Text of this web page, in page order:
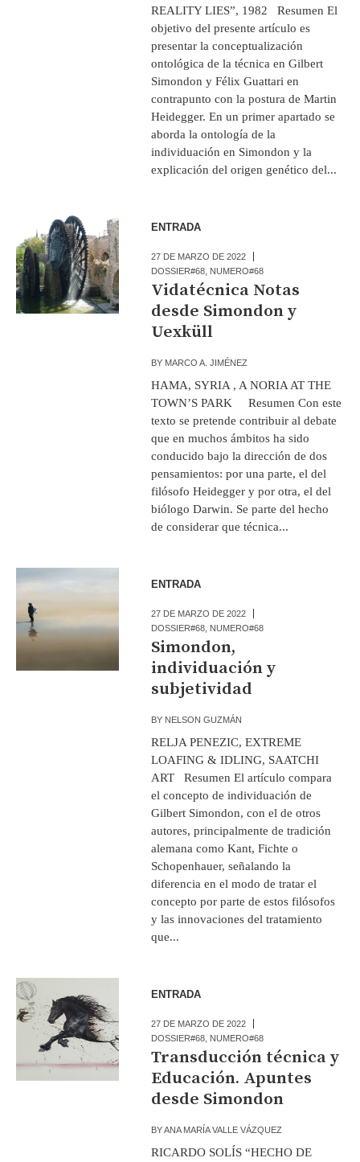
REALITY LIES”, 1982 Resumen El
objetivo del presente artículo es
presentar la conceptualización
ontológica de la técnica en Gilbert
Simondon y Félix Guattari en
contrapunto con la postura de Martin
Heidegger. En un primer apartado se
aborda la ontología de la
individuación en Simondon y la
explicación del origen genético del...
ENTRADA
27 DE MARZO DE 2022
DOSSIER#68 NUMERO#68
Vidatécnica Notas
desde Simondon y
Uexküll
BY MARCO A. JIMÉNEZ
HAMA, SYRIA , A NORIA AT THE
TOWN’S PARK Resumen Con este
texto se pretende contribuir al debate
que en muchos ámbitos ha sido
conducido bajo la dirección de dos
pensamientos: por una parte, el del
filósofo Heidegger y por otra, el del
biólogo Darwin. Se parte del hecho
de considerar que técnica...
ENTRADA
27 DE MARZO DE 2022
DOSSIER#68 NUMERO#68
Simondon,
individuación y
subjetividad
BY NELSON GUZMÁN
RELJA PENEZIC, EXTREME
LOAFING & IDLING, SAATCHI
ART Resumen El artículo compara
el concepto de individuación de
Gilbert Simondon, con el de otros
autores, principalmente de tradición
alemana como Kant, Fichte o
Schopenhauer, señalando la
diferencia en el modo de tratar el
concepto por parte de estos filósofos
y las innovaciones del tratamiento
que...
ENTRADA
27 DE MARZO DE 2022
DOSSIER#68 NUMERO#68
Transducción técnica y
Educación. Apuntes
desde Simondon
BYANA MARÍA VALLE VÁZQUEZ
RICARDO SOLÍS “HECHO DE